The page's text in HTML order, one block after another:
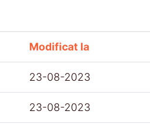
Modificat la
23-08-2023
23-08-2023